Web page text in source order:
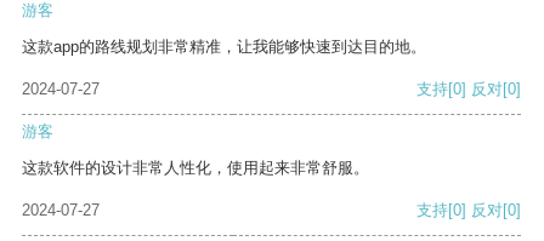
游客
这款app的路线规划非常精准，让我能够快速到达目的地。
2024-07-27 支持[0] 反对[0]
游客
这款软件的设计非常人性化，使用起来非常舒服。
2024-07-27 支持[0] 反对[0]